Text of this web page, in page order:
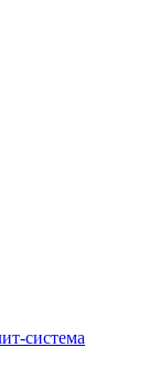
система